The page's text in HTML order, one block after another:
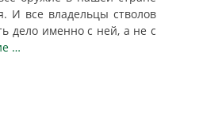
И все владельцы стволов
дело именно с ней, а не с
…